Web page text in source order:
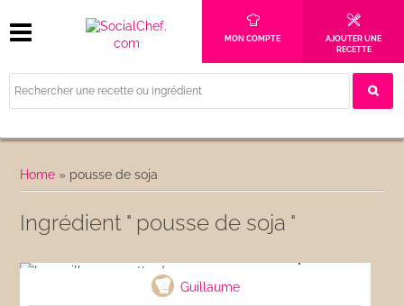
MON COMPTE
AJOUTER UNE
RECETTE
Home » pousse de soja
Ingrédient " pousse de soja "
Guillaume